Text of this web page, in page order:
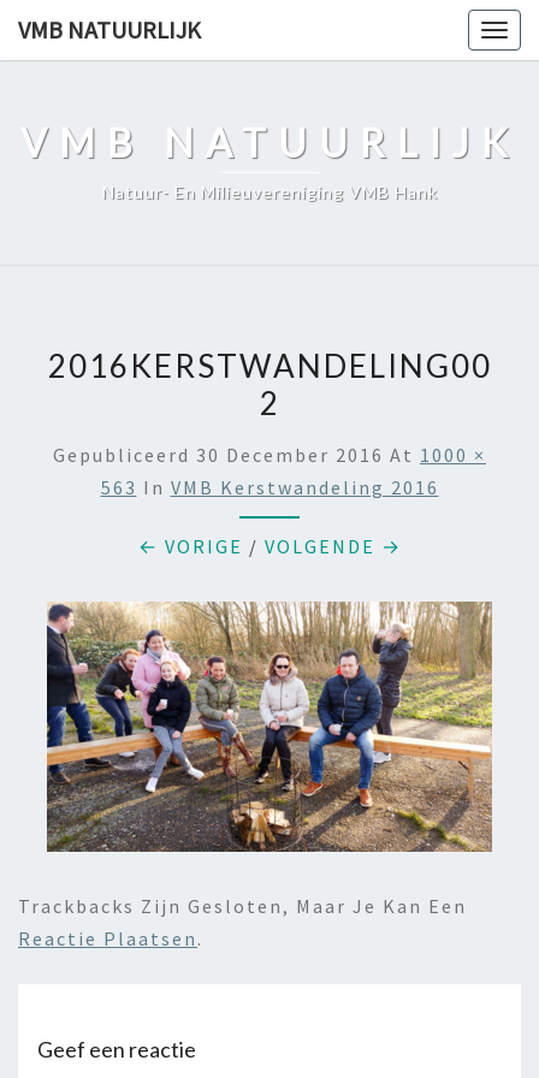
VMB NATUURLIJK
VMB NATUURLIJK
Natuur- En Milieuvereniging VMB Hank
2016KERSTWANDELING00
2
Gepubliceerd 30 December 2016 At 1000 ×
563 In VMB Kerstwandeling 2016
← VORIGE / VOLGENDE →
Trackbacks Zijn Gesloten, Maar Je Kan Een
Reactie Plaatsen .
Geef een reactie